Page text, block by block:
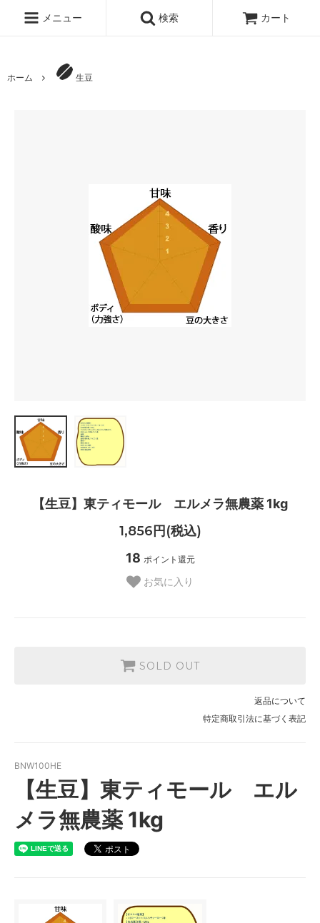
メニュー 検索 カート
ホーム 生豆
【生豆】東ティモール エルメラ無農薬 1kg
1,856円(税込)
18 ポイント還元
お気に入り
SOLD OUT
返品について
特定商取引法に基づく表記
BNW100HE
【生豆】東ティモール エル
メラ無農薬 1kg